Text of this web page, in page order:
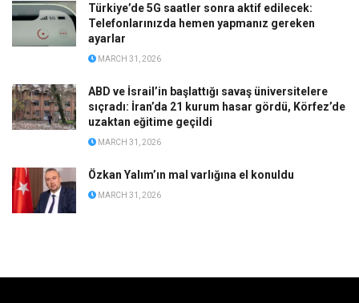
Türkiye’de 5G saatler sonra aktif edilecek:
Telefonlarınızda hemen yapmanız gereken
ayarlar
MARCH 31, 2026
ABD ve İsrail’in başlattığı savaş üniversitelere
sıçradı: İran’da 21 kurum hasar gördü, Körfez’de
uzaktan eğitime geçildi
MARCH 31, 2026
Özkan Yalım’ın mal varlığına el konuldu
MARCH 31, 2026